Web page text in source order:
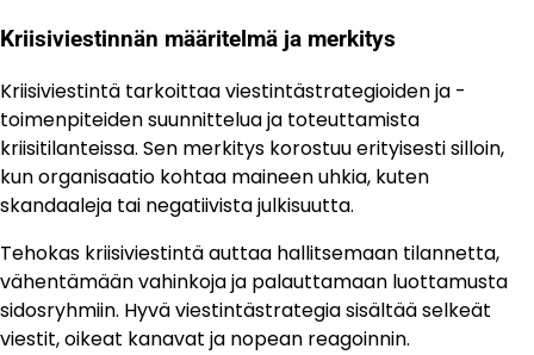
Kriisiviestinnän määritelmä ja merkitys
Kriisiviestintä tarkoittaa viestintästrategioiden ja -
toimenpiteiden suunnittelua ja toteuttamista
kriisitilanteissa. Sen merkitys korostuu erityisesti silloin,
kun organisaatio kohtaa maineen uhkia, kuten
skandaaleja tai negatiivista julkisuutta.
Tehokas kriisiviestintä auttaa hallitsemaan tilannetta,
vähentämään vahinkoja ja palauttamaan luottamusta
sidosryhmiin. Hyvä viestintästrategia sisältää selkeät
viestit, oikeat kanavat ja nopean reagoinnin.